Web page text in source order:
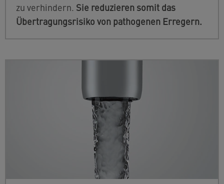
zu verhindern. Sie reduzieren somit das
Übertragungsrisiko von pathogenen Erregern.